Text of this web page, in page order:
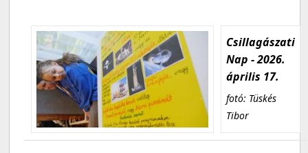
Csillagászati
Nap - 2026.
április 17.
fotó: Tüskés
Tibor